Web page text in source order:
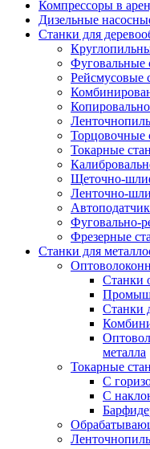
Компрессоры в
Дизельные
Станки для
Фуговальные
Рейсмусовые
Торцовочные
Токарные
Щеточно-
Ленточно-
Фуговально-
Фрезерные
Станки для
Станки
Станки
металла
Токарные
С
С